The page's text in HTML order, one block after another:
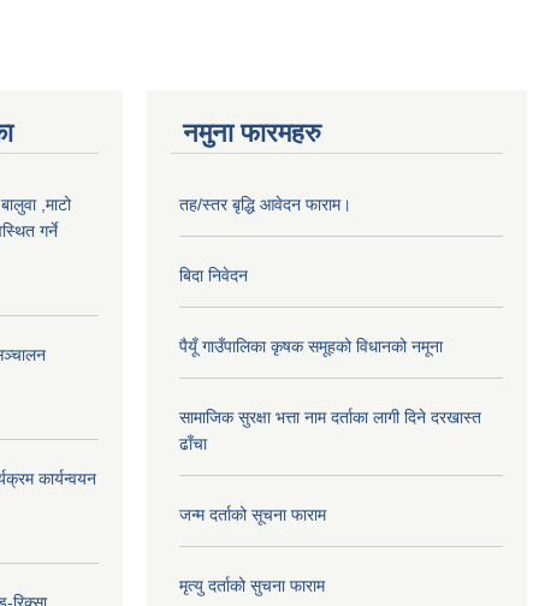
,माटो
गर्ने
कार्यन्वयन
रिक्सा
नमुना फारमहरु
तह/स्तर बृद्धि आवेदन फाराम।
बिदा निवेदन
पैयूँ गाउँपालिका कृषक समूहको विधानको नमूना
सामाजिक सुरक्षा भत्ता नाम दर्ताका लागी दिने दरखास्त
ढाँचा
जन्म दर्ताको सूचना फाराम
मृत्यु दर्ताको सुचना फाराम